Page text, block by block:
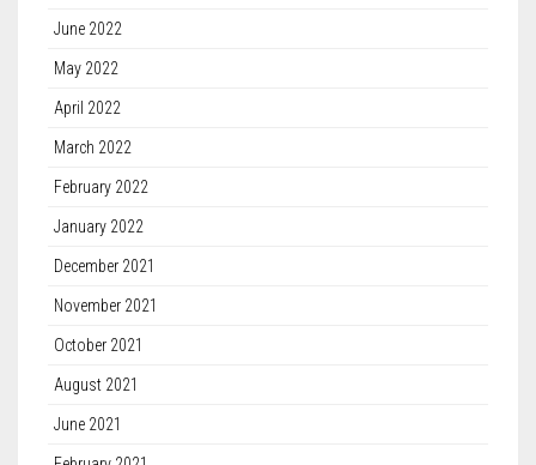
June 2022
May 2022
April 2022
March 2022
February 2022
January 2022
December 2021
November 2021
October 2021
August 2021
June 2021